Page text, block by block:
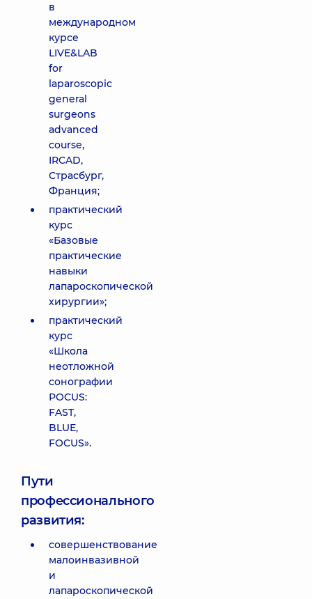
в
международном
курсе
LIVE&LAB
for
laparoscopic
general
surgeons
advanced
course,
IRCAD,
Страсбург,
Франция;
практический
курс
«Базовые
практические
навыки
лапароскопической
хирургии»;
практический
курс
«Школа
неотложной
сонографии
POCUS:
FAST,
BLUE,
FOCUS».
Пути
профессионального
развития:
совершенствование
малоинвазивной
и
лапароскопической